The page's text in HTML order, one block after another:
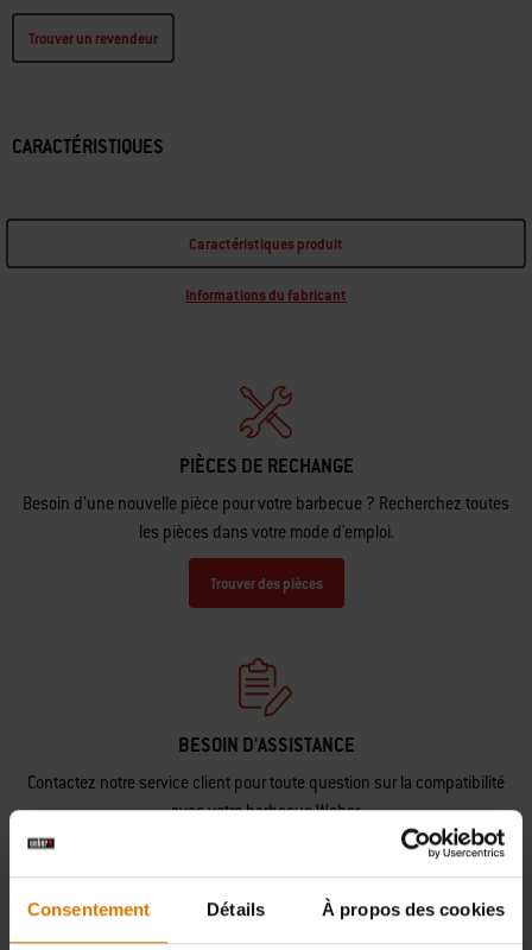
Consentement Détails À propos des cookies
Trouver un revendeur
CARACTÉRISTIQUES
Caractéristiques produit
Informations du fabricant
PIÈCES DE RECHANGE
Besoin d’une nouvelle pièce pour votre barbecue ? Recherchez toutes
les pièces dans votre mode d'emploi.
Trouver des pièces
BESOIN D'ASSISTANCE
Contactez notre service client pour toute question sur la compatibilité
avec votre barbecue Weber.